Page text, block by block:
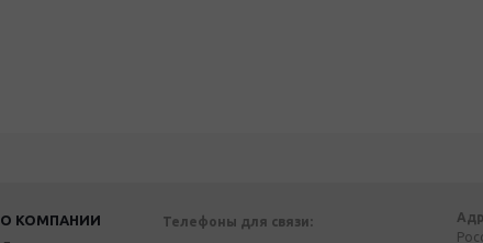
О КОМПАНИИ
Телефоны для связи: